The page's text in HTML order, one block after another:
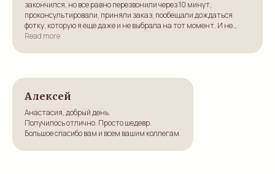
закончился, но все равно перезвонили через 10 минут,
проконсультировали, приняли заказ, пообещали дождаться
фотку, которую я еще даже и не выбрала на тот момент. И не
обманули, отправила в середине следующего дня, а они
адресу в обещанный срок. Качеством довольна, никаких
Read more
Алексей
Анастасия, добрый день.
Получилось отлично. Просто шедевр.
Большое спасибо вам и всем вашим коллегам.